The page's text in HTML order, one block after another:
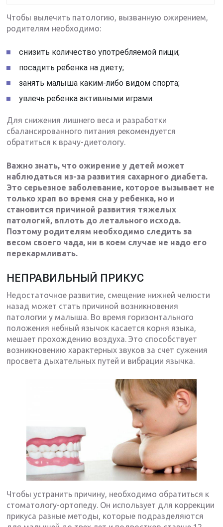
Чтобы вылечить патологию, вызванную ожирением,
родителям необходимо:
снизить количество употребляемой пищи;
посадить ребенка на диету;
занять малыша каким-либо видом спорта;
увлечь ребенка активными играми.
Для снижения лишнего веса и разработки
сбалансированного питания рекомендуется
обратиться к врачу-диетологу.
Важно знать, что ожирение у детей может
наблюдаться из-за развития сахарного диабета.
Это серьезное заболевание, которое вызывает не
только храп во время сна у ребенка, но и
становится причиной развития тяжелых
патологий, вплоть до летального исхода.
Поэтому родителям необходимо следить за
весом своего чада, ни в коем случае не надо его
перекармливать.
НЕПРАВИЛЬНЫЙ ПРИКУС
Недостаточное развитие, смещение нижней челюсти
назад может стать причиной возникновения
патологии у малыша. Во время горизонтального
положения небный язычок касается корня языка,
мешает прохождению воздуха. Это способствует
возникновению характерных звуков за счет сужения
просвета дыхательных путей и вибрации язычка.
Чтобы устранить причину, необходимо обратиться к
стоматологу-ортопеду. Он использует для коррекции
прикуса разные методы, которые подразделяются